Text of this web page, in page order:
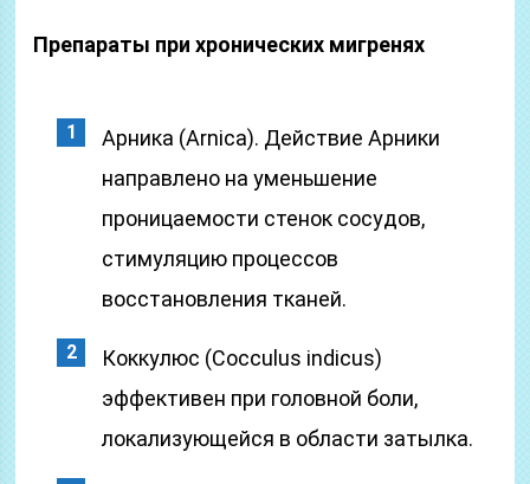
Препараты при хронических мигренях
Арника (Arnica). Действие Арники
направлено на уменьшение
проницаемости стенок сосудов,
стимуляцию процессов
восстановления тканей.
Коккулюс (Cocculus indicus)
эффективен при головной боли,
локализующейся в области затылка.